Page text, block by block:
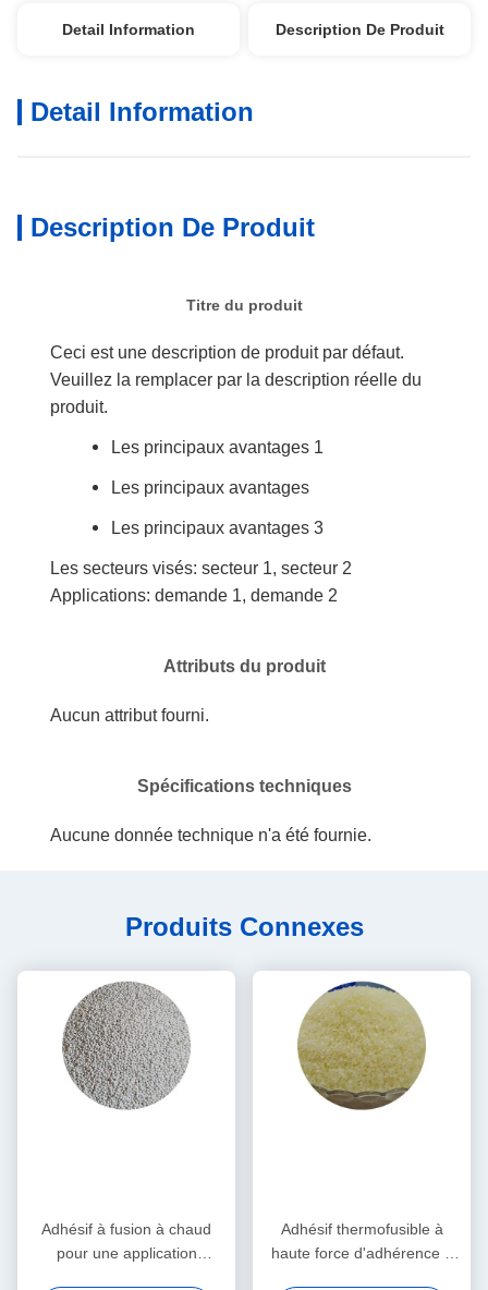
Detail Information Description De Produit
Detail Information
Description De Produit
Titre du produit
Ceci est une description de produit par défaut.
Veuillez la remplacer par la description réelle du
produit.
Les principaux avantages 1
Les principaux avantages
Les principaux avantages 3
Les secteurs visés: secteur 1, secteur 2
Applications: demande 1, demande 2
Attributs du produit
Aucun attribut fourni.
Spécifications techniques
Aucune donnée technique n'a été fournie.
Produits Connexes
Adhésif à fusion à chaud
pour une application
Adhésif thermofusible à
haute force d'adhérence à